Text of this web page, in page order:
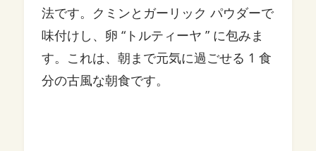
法です。クミンとガーリック パウダーで
味付けし、卵 “トルティーヤ ” に包みま
す。これは、朝まで元気に過ごせる 1 食
分の古風な朝食です。